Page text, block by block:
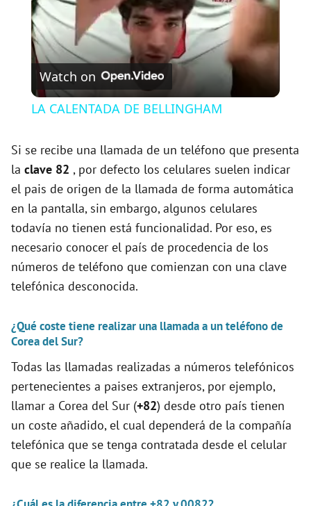
y
V
i
d
e
o
Watch on
LA CALENTADA DE BELLINGHAM
Si se recibe una llamada de un teléfono que presenta
la clave 82 , por defecto los celulares suelen indicar
el pais de origen de la llamada de forma automática
en la pantalla, sin embargo, algunos celulares
todavía no tienen está funcionalidad. Por eso, es
necesario conocer el país de procedencia de los
números de teléfono que comienzan con una clave
telefónica desconocida.
¿Qué coste tiene realizar una llamada a un teléfono de
Corea del Sur?
Todas las llamadas realizadas a números telefónicos
pertenecientes a paises extranjeros, por ejemplo,
llamar a Corea del Sur (+82) desde otro país tienen
un coste añadido, el cual dependerá de la compañía
telefónica que se tenga contratada desde el celular
que se realice la llamada.